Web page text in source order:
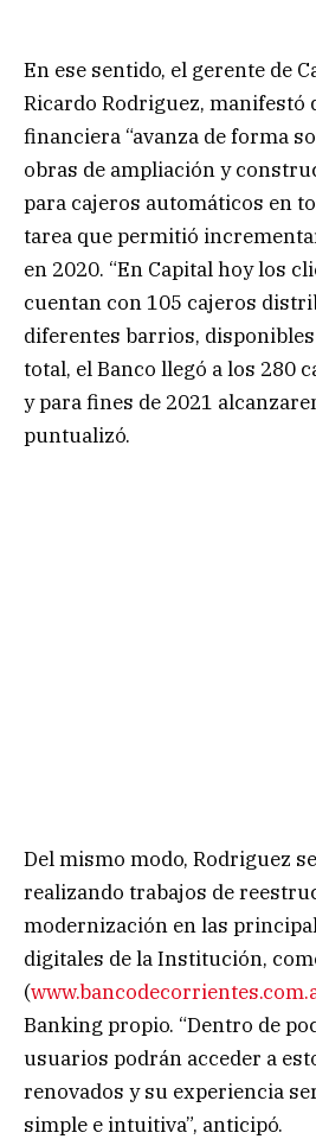
En ese sentido, el gerente de
Ricardo Rodriguez, manifestó
financiera “avanza de forma
obras de ampliación y
para cajeros automáticos en
tarea que permitió
en 2020. “En Capital hoy los
cuentan con 105 cajeros
diferentes barrios,
total, el Banco llegó a los 280
y para fines de 2021
puntualizó.
Del mismo modo, Rodriguez
realizando trabajos de
modernización en las
digitales de la Institución,
(
Banking propio. “Dentro de
usuarios podrán acceder a
renovados y su experiencia
simple e intuitiva”, anticipó.